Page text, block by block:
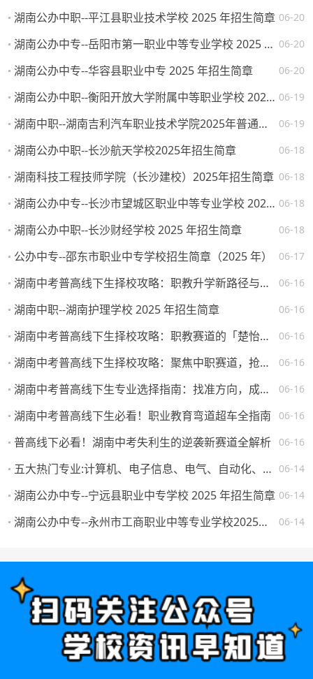
06-20
湖南公办中职--平江县职业技术学校 2025 年招生简章
06-20
湖南公办中专--岳阳市第一职业中等专业学校 2025 年招生简章
06-20
湖南公办中专--华容县职业中专 2025 年招生简章
06-19
湖南公办中职--衡阳开放大学附属中等职业学校 2025 年招生简章
06-19
湖南中职--湖南吉利汽车职业技术学院2025年普通高校招生章程
06-18
湖南公办中职--长沙航天学校2025年招生简章
06-18
湖南科技工程技师学院（长沙建校）2025年招生简章
06-18
湖南公办中专--长沙市望城区职业中等专业学校 2025 年招生简章
06-18
湖南公办中职--长沙财经学校 2025 年招生简章
06-17
公办中专--邵东市职业中专学校招生简章（2025 年）
06-16
湖南中考普高线下生择校攻略：职教升学新路径与热门院校解析
06-16
湖南中职--湖南护理学校 2025 年招生简章
06-16
湖南中考普高线下生择校攻略：职教赛道的「楚怡」机遇与突围路径
06-16
湖南中考普高线下生择校攻略：聚焦中职赛道，抢占升学就业先机
06-16
湖南中考普高线下生专业选择指南：找准方向，成就未来
06-16
湖南中考普高线下生必看！职业教育弯道超车全指南
06-16
普高线下必看！湖南中考失利生的逆袭新赛道全解析
06-14
五大热门专业:计算机、电子信息、电气、自动化、机械。学校怎么选，将来就业如何？
06-14
湖南公办中专--宁远县职业中专学校 2025 年招生简章
06-14
湖南公办中专--永州市工商职业中等专业学校2025年一年级新生填报志愿须知